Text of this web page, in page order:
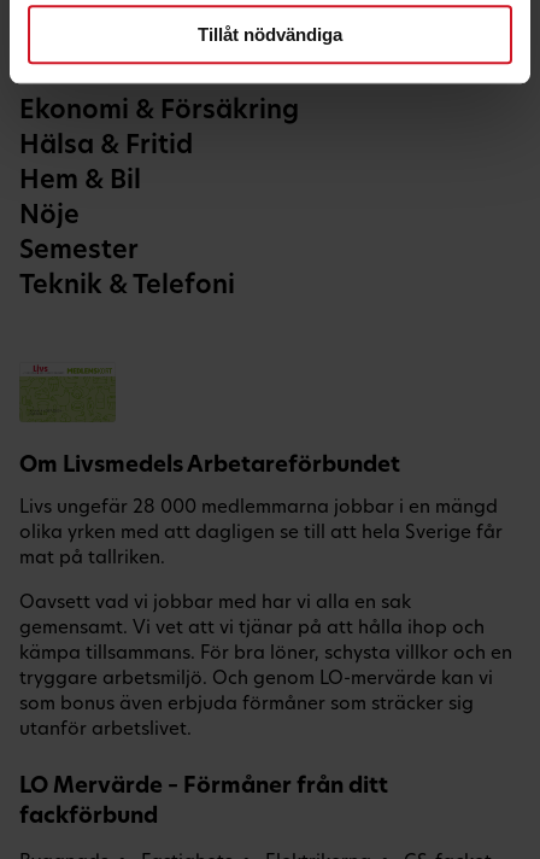
Tillåt nödvändiga
Ekonomi & Försäkring
Hälsa & Fritid
Hem & Bil
Nöje
Semester
Teknik & Telefoni
Om Livsmedels Arbetareförbundet
Livs ungefär 28 000 medlemmarna jobbar i en mängd
olika yrken med att dagligen se till att hela Sverige får
mat på tallriken.
Oavsett vad vi jobbar med har vi alla en sak
gemensamt. Vi vet att vi tjänar på att hålla ihop och
kämpa tillsammans. För bra löner, schysta villkor och en
tryggare arbetsmiljö. Och genom LO-mervärde kan vi
som bonus även erbjuda förmåner som sträcker sig
utanför arbetslivet.
LO Mervärde – Förmåner från ditt
fackförbund